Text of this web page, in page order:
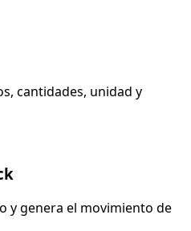
cantidades, unidad y
y genera el movimiento de